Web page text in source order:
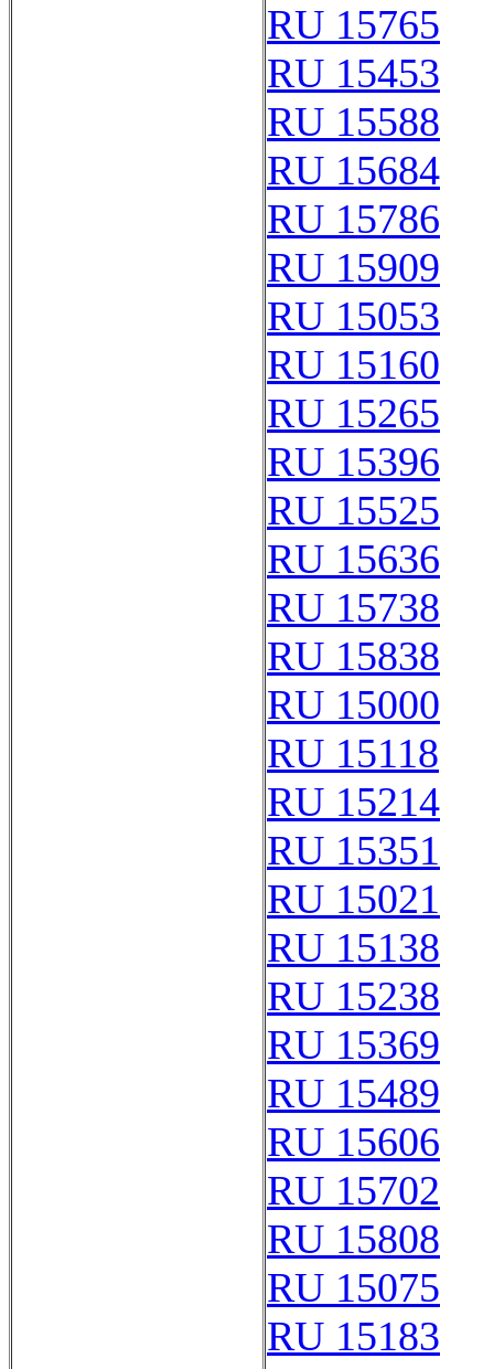
RU 15765
RU 15453
RU 15588
RU 15684
RU 15786
RU 15909
RU 15053
RU 15160
RU 15265
RU 15396
RU 15525
RU 15636
RU 15738
RU 15838
RU 15000
RU 15118
RU 15214
RU 15351
RU 15021
RU 15138
RU 15238
RU 15369
RU 15489
RU 15606
RU 15702
RU 15808
RU 15075
RU 15183